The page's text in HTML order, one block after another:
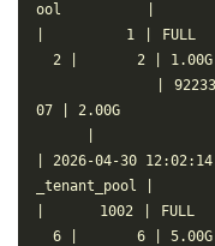
ool          |
|         1 |
2 |
|
07 |
| 2026-04-30
_tenant_pool |
|      1002 |
6 |